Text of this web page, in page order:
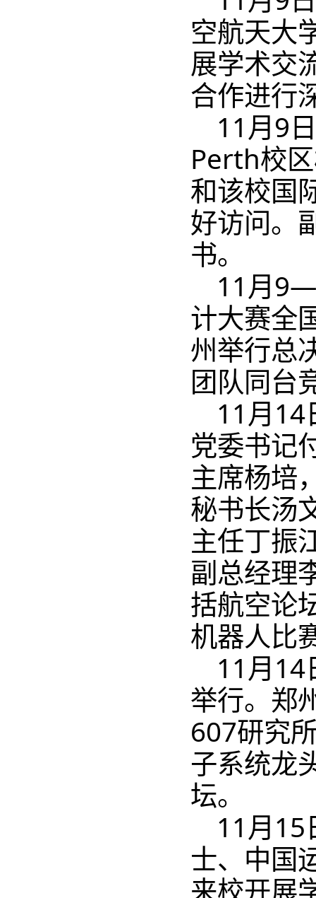
空航天大
展学术交
合作进行
11月9
Perth校
和该校国
好访问。
书。
11月
计大赛全
州举行总
团队同台
11月14
党委书记
主席杨培
秘书长汤
主任丁振
副总经理
括航空论
机器人比
11月14
举行。郑
607研究
子系统龙
坛。
11月15
士、中国
来校开展